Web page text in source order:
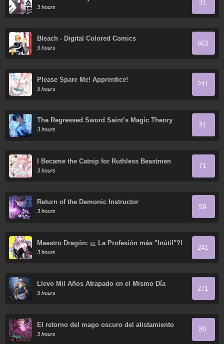
3 hours
31
Bleach - Digital Colored Comics
3 hours
663
Please Spare Me! Apprentice!
3 hours
241
The Regressed Sword Saint’s Magic Theory
3 hours
31
I Became the Catnip for Ruthless Beastmen
3 hours
71
Return of the Demonic Instructor
3 hours
59
Maestro Dragón: ¡¿ La Profesión más "Inútil"?!
3 hours
241
Llevo Mil Años Atrapado en el Mismo Día
3 hours
271
El retorno del mago oscuro del alistamiento
3 hours
80